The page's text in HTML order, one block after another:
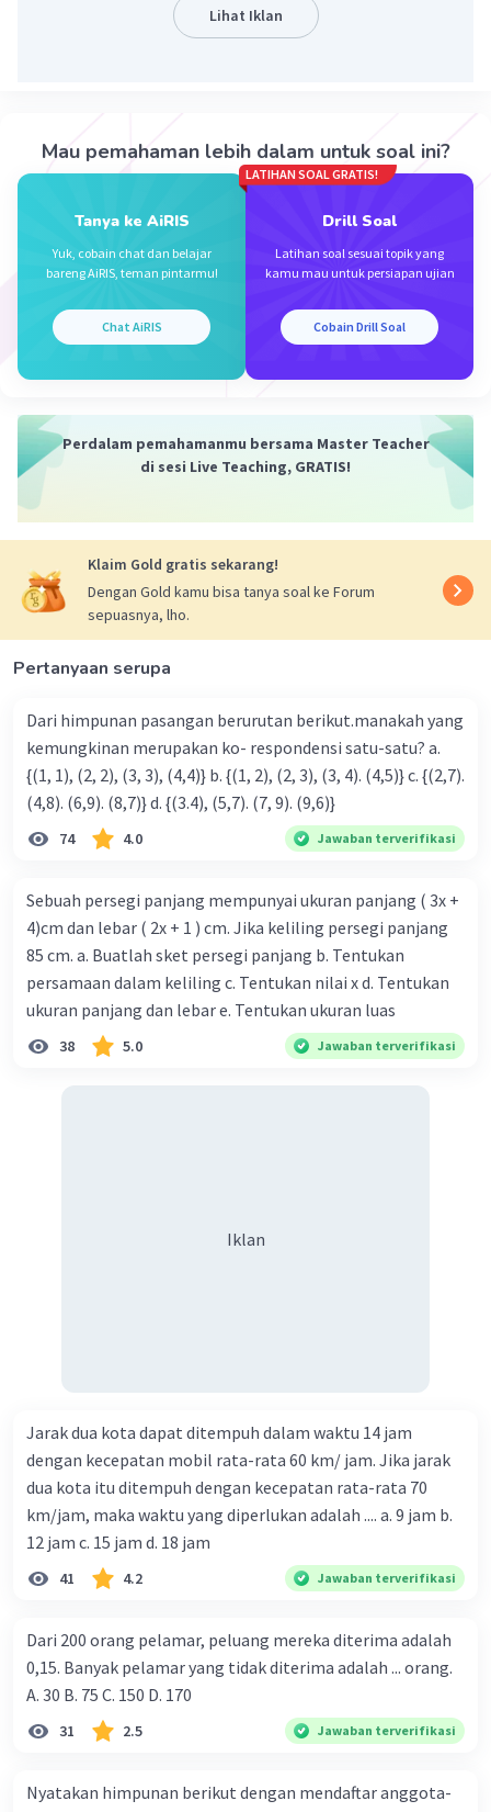
Iklan
Lihat Iklan
Mau pemahaman lebih dalam untuk soal ini?
Tanya ke AiRIS
Yuk, cobain chat dan belajar
bareng AiRIS, teman pintarmu!
Chat AiRIS
LATIHAN SOAL GRATIS!
Drill Soal
Latihan soal sesuai topik yang
kamu mau untuk persiapan ujian
Cobain Drill Soal
Perdalam pemahamanmu bersama Master Teacher
di sesi Live Teaching, GRATIS!
Klaim Gold gratis sekarang!
Dengan Gold kamu bisa tanya soal ke Forum
sepuasnya, lho.
Pertanyaan serupa
Dari himpunan pasangan berurutan berikut.manakah yang
kemungkinan merupakan ko- respondensi satu-satu? a.
{(1, 1), (2, 2), (3, 3), (4,4)} b. {(1, 2), (2, 3), (3, 4). (4,5)} c. {(2,7).
(4,8). (6,9). (8,7)} d. {(3.4), (5,7). (7, 9). (9,6)}
74 4.0 Jawaban terverifikasi
Sebuah persegi panjang mempunyai ukuran panjang ( 3x +
4)cm dan lebar ( 2x + 1 ) cm. Jika keliling persegi panjang
85 cm. a. Buatlah sket persegi panjang b. Tentukan
persamaan dalam keliling c. Tentukan nilai x d. Tentukan
ukuran panjang dan lebar e. Tentukan ukuran luas
38 5.0 Jawaban terverifikasi
Iklan
Jarak dua kota dapat ditempuh dalam waktu 14 jam
dengan kecepatan mobil rata-rata 60 km/ jam. Jika jarak
dua kota itu ditempuh dengan kecepatan rata-rata 70
km/jam, maka waktu yang diperlukan adalah .... a. 9 jam b.
12 jam c. 15 jam d. 18 jam
41 4.2 Jawaban terverifikasi
Dari 200 orang pelamar, peluang mereka diterima adalah
0,15. Banyak pelamar yang tidak diterima adalah ... orang.
A. 30 B. 75 C. 150 D. 170
31 2.5 Jawaban terverifikasi
Nyatakan himpunan berikut dengan mendaftar anggota-